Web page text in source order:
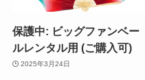
保護中: ビッグファンベー
ルレンタル用 (ご購入可)
2025年3月24日